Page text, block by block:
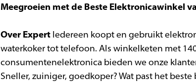
Meegroeien met de Beste Elektronicawinkel
Over Expert Iedereen koopt en gebruikt
waterkoker tot telefoon. Als winkelketen met
consumentenelektronica bieden we onze
Sneller, zuiniger, goedkoper? Wat past het